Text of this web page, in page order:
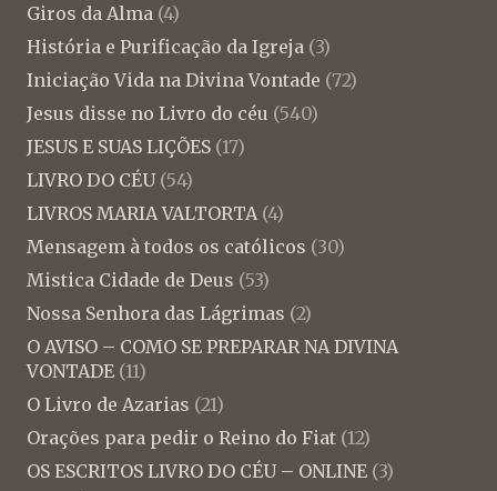
Giros da Alma (4)
História e Purificação da Igreja (3)
Iniciação Vida na Divina Vontade (72)
Jesus disse no Livro do céu (540)
JESUS E SUAS LIÇÕES (17)
LIVRO DO CÉU (54)
LIVROS MARIA VALTORTA (4)
Mensagem à todos os católicos (30)
Mistica Cidade de Deus (53)
Nossa Senhora das Lágrimas (2)
O AVISO – COMO SE PREPARAR NA DIVINA
VONTADE (11)
O Livro de Azarias (21)
Orações para pedir o Reino do Fiat (12)
OS ESCRITOS LIVRO DO CÉU – ONLINE (3)